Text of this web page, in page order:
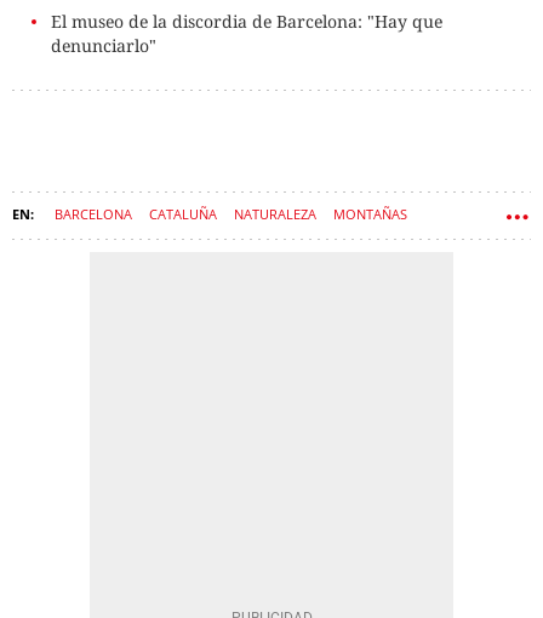
El museo de la discordia de Barcelona: "Hay que
denunciarlo"
BARCELONA CATALUÑA NATURALEZA MONTAÑAS